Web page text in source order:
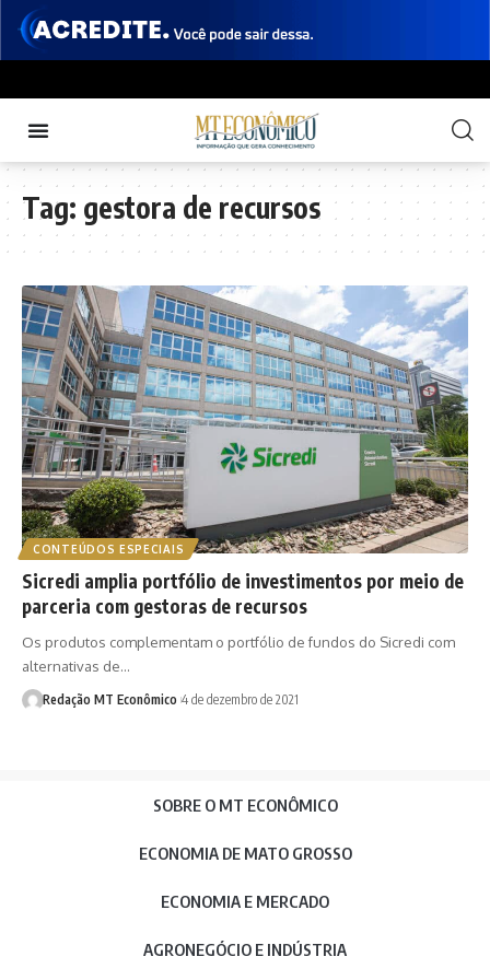
Tag: gestora de recursos
CONTEÚDOS ESPECIAIS
Sicredi amplia portfólio de investimentos por meio de
parceria com gestoras de recursos
Os produtos complementam o portfólio de fundos do Sicredi com
alternativas de…
Redação MT Econômico 4 de dezembro de 2021
SOBRE O MT ECONÔMICO
ECONOMIA DE MATO GROSSO
ECONOMIA E MERCADO
AGRONEGÓCIO E INDÚSTRIA